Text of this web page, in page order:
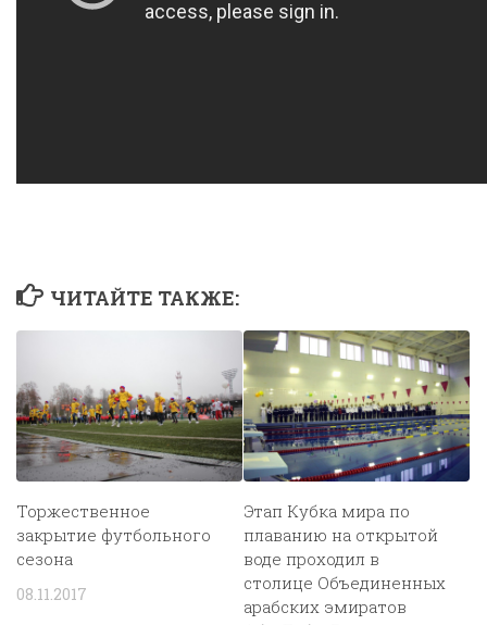
ЧИТАЙТЕ ТАКЖЕ:
Торжественное
закрытие футбольного
сезона
08.11.2017
Этап Кубка мира по
плаванию на открытой
воде проходил в
столице Объединенных
арабских эмиратов